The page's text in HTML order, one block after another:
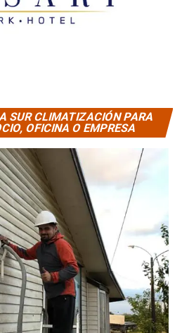
SUR CLIMATIZACIÓN PARA
OFICINA O EMPRESA